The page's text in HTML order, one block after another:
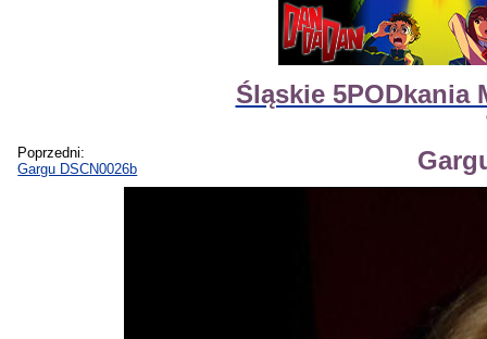
Śląskie 5PODkania
Poprzedni:
Gargu DSCN0026b